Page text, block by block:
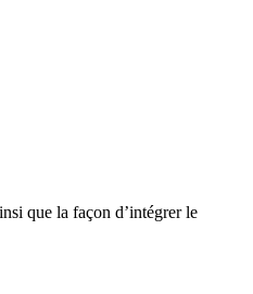
que la façon d’intégrer le